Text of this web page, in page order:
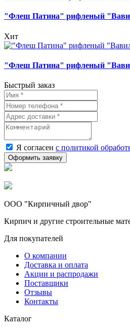
"Флеш Патина" рифленый
Хит
"Флеш Патина" рифленый
Быстрый заказ
Я согласен с политикой
ООО "Кирпичный двор"
Кирпич и другие строительные
Для покупателей
О компании
Доставка и оплата
Акции и распродажи
Поставщики
Отзывы
Контакты
Каталог